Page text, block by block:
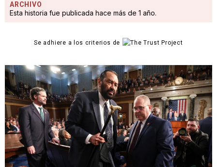
ARCHIVO
Esta historia fue publicada hace más de 1 año.
Se adhiere a los criterios de